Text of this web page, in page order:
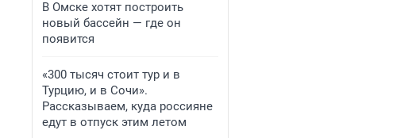
В Омске хотят построить
новый бассейн — где он
появится
«300 тысяч стоит тур и в
Турцию, и в Сочи».
Рассказываем, куда россияне
едут в отпуск этим летом